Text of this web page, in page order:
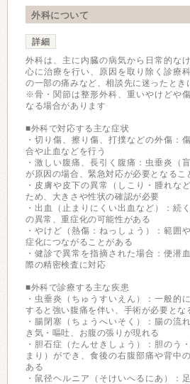
外科について
詳細
外科は、主に内臓の病気から日常的な
心に治療を行い、原因を取り除く診療
の一部の痛みなど、相談先に迷ったとき
※骨・関節は整形外科、重いやけどや
なる場合があります
■外科で対応する主な症状
・切り傷、擦り傷、打撲などの外傷：
合や止血などを行う
・激しい腹痛、長引く腹痛：虫垂炎（
が原因の場合、緊急対応が必要となるこ
・皮膚や皮下の異常（しこり・腫れな
ため、大きさや性状の確認が必要
・出血（止まりにくい出血など）：続
の異常、重症化の可能性がある
・やけど（熱傷：ねっしょう）：範囲
症化につながることがある
・健診で異常を指摘された場合：便潜
際の精密検査に対応
■外科で診療する主な疾患
・虫垂炎（ちゅうすいえん）：一般的
すると強い腹痛を伴い、手術が必要とな
・腸閉塞（ちょうへいそく）：腸の流
き気・嘔吐、お腹の張りが現れる
・胆石症（たんせきしょう）：胆のう
まり）ができ、食後の右腹部痛や背中
ある
・鼠径ヘルニア（そけいへるにあ）：